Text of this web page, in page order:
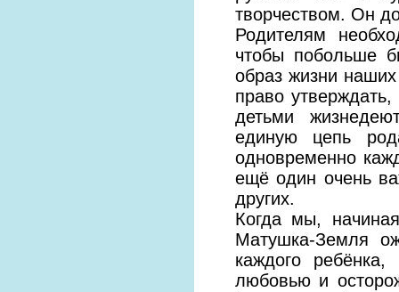
творчеством. Он
Родителям
чтобы побольше
образ жизни
право
детьми
единую цепь
одновременно
ещё один очень
других.
Когда мы,
Матушка-Земля
каждого
любовью и